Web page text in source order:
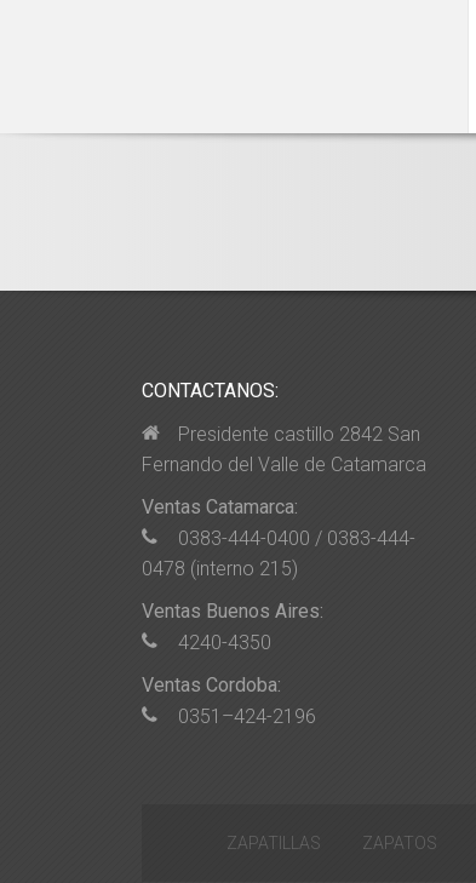
CONTACTANOS:
Presidente castillo 2842 San
Fernando del Valle de Catamarca
Ventas Catamarca:
0383-444-0400 / 0383-444-
0478 (interno 215)
Ventas Buenos Aires:
4240-4350
Ventas Cordoba:
0351–424-2196
ZAPATILLAS ZAPATOS